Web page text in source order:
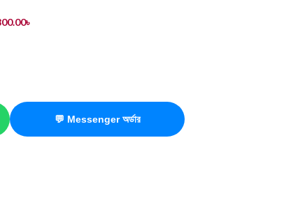
৳
💬 Messenger অর্ডার